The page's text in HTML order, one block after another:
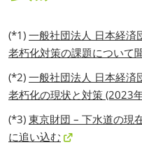
(*1) 一般社団法人 日本経済
老朽化対策の課題について
(*2) 一般社団法人 日本経済
老朽化の現状と対策 (2023
(*3) 東京財団 – 下水道の現
に追い込む